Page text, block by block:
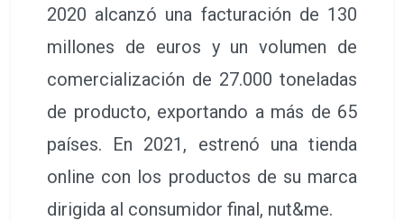
2020 alcanzó una facturación de 130
millones de euros y un volumen de
comercialización de 27.000 toneladas
de producto, exportando a más de 65
países. En 2021, estrenó una tienda
online con los productos de su marca
dirigida al consumidor final, nut&me.